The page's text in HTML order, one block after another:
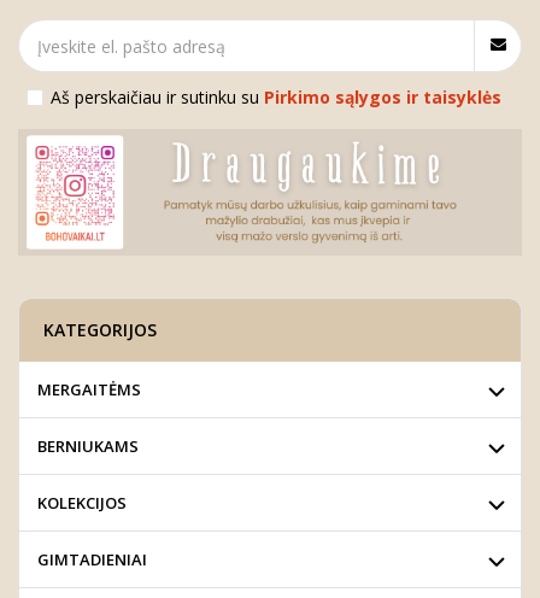
Aš perskaičiau ir sutinku su Pirkimo sąlygos ir taisyklės
KATEGORIJOS
MERGAITĖMS
BERNIUKAMS
KOLEKCIJOS
GIMTADIENIAI